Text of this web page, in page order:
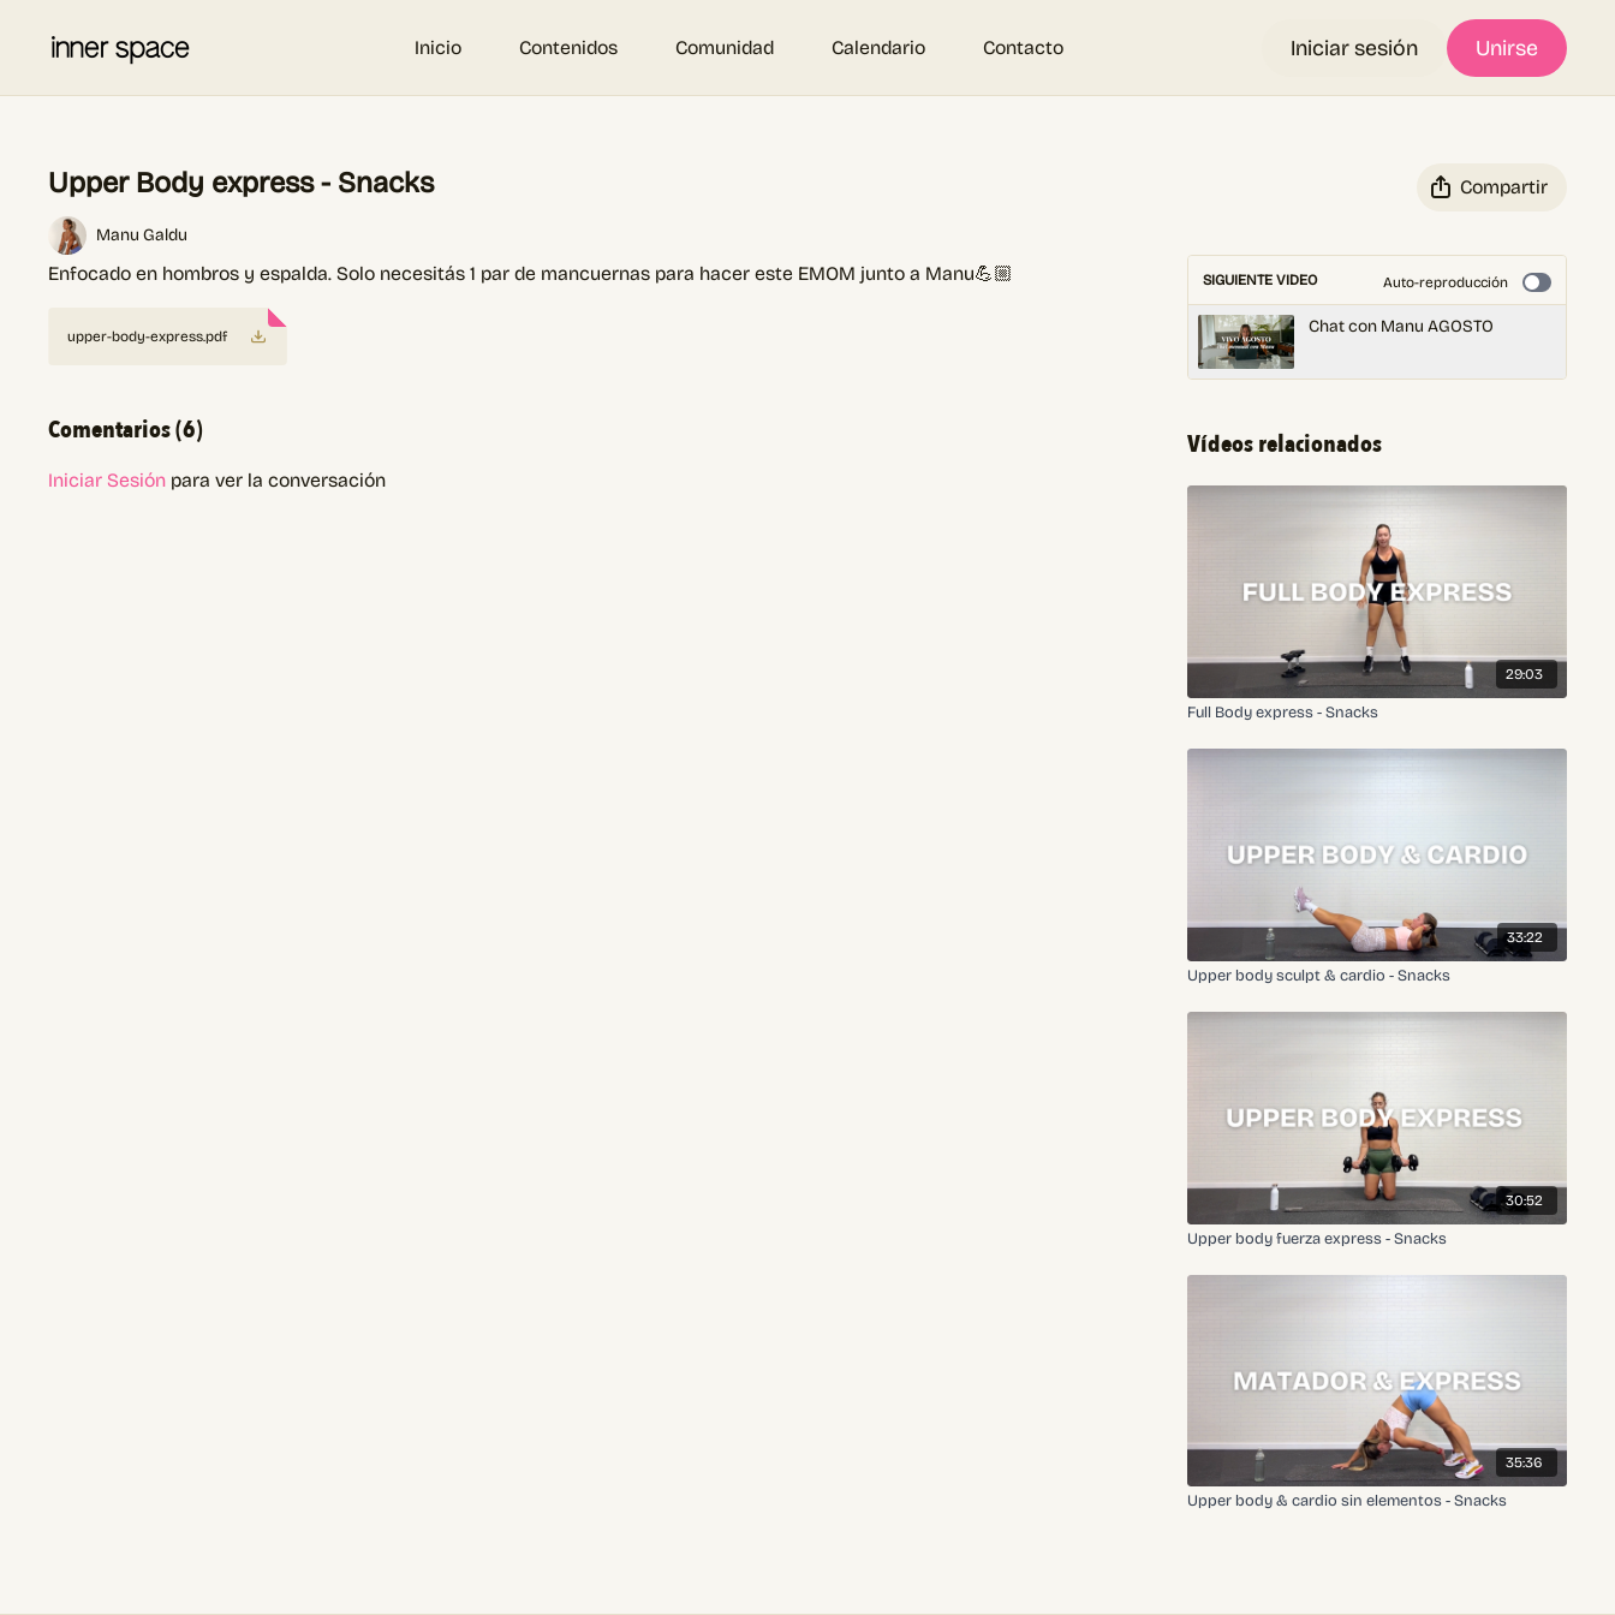
Inicio Contenidos Comunidad Calendario Contacto Iniciar sesión Unirse
Upper Body express - Snacks Compartir
Manu Galdu
Enfocado en hombros y espalda. Solo necesitás 1 par de mancuernas para hacer este EMOM junto a Manu💪🏼
upper-body-express.pdf
Comentarios (6)
Iniciar Sesión para ver la conversación
SIGUIENTE VIDEO Auto-reproducción
Chat con Manu AGOSTO
Vídeos relacionados
29:03
Full Body express - Snacks
33:22
Upper body sculpt & cardio - Snacks
30:52
Upper body fuerza express - Snacks
35:36
Upper body & cardio sin elementos - Snacks